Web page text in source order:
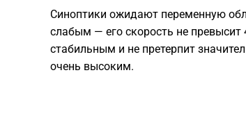
Синоптики ожидают переменную
слабым — его скорость не превысит
стабильным и не претерпит
очень высоким.